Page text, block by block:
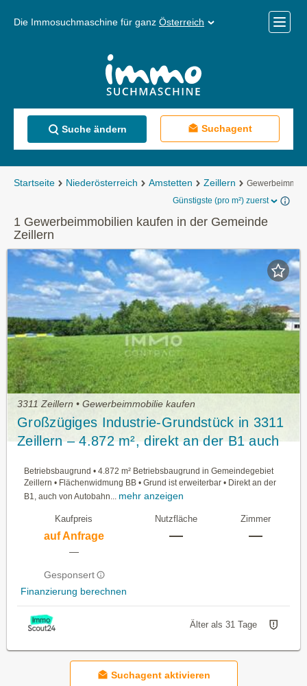
Die Immosuchmaschine für ganz Österreich
Menü
Suche ändern Suchagent
Startseite Niederösterreich Amstetten Zeillern
Günstigste (pro m²) zuerst
1 Gewerbeimmobilien kaufen in der Gemeinde
Zeillern
3311 Zeillern • Gewerbeimmobilie kaufen
Großzügiges Industrie-Grundstück in 3311
Zeillern – 4.872 m², direkt an der B1 auch
Betriebsbaugrund • 4.872 m² Betriebsbaugrund in Gemeindegebiet
Zeillern • Flächenwidmung BB • Grund ist erweiterbar • Direkt an der
B1, auch von Autobahn...
mehr anzeigen
Kaufpreis
auf Anfrage
—
Gesponsert
Finanzierung berechnen
Nutzfläche
—
Zimmer
—
Älter als 31 Tage
Suchagent aktivieren